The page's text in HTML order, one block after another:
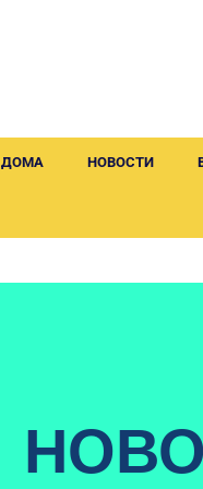
ДОМА НОВОСТИ